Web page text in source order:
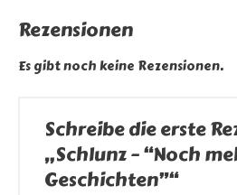
Rezensionen
Es gibt noch keine Rezensionen.
Schreibe die erste
„Schlunz – “Noch
Geschichten”“